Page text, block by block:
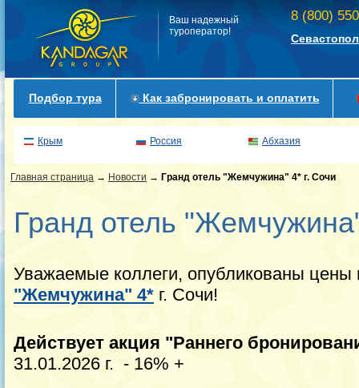
Ваш надежный
туроператор!
8 (800)
Подбор тура Как забронировать и оплатить
Крым Россия Абхазия
Главная страница → Новости → Гранд отель "Жемчужина" 4* г. Сочи
Гранд отель
Уважаемые коллеги, опубликованы цены
"Жемчужина" 4* г. Сочи!
Действует акция "Раннего
31.01.2026 г. - 16% +